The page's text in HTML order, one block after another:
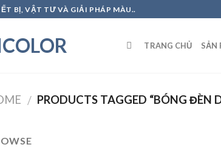
BỊ, VẬT TƯ VÀ GIẢI PHÁP MÀU..
TRANG CHỦ SẢN
/ PRODUCTS TAGGED “BÓNG ĐÈN